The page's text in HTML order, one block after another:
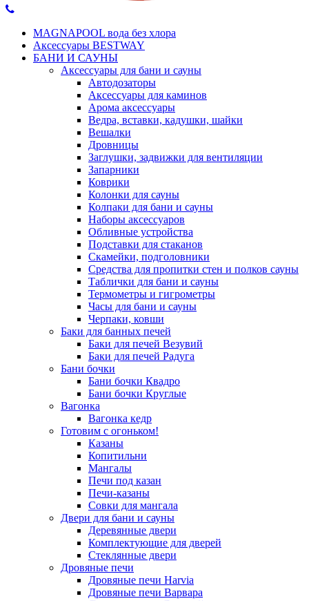
MAGNAPOOL вода без хлора
Аксессуары BESTWAY
БАНИ И САУНЫ
Аксессуары для бани и сауны
Автодозаторы
Аксессуары для каминов
Арома аксессуары
Ведра, вставки, кадушки, шайки
Вешалки
Дровницы
Заглушки, задвижки для вентиляции
Запарники
Коврики
Колонки для сауны
Колпаки для бани и сауны
Наборы аксессуаров
Обливные устройства
Подставки для стаканов
Скамейки, подголовники
Средства для пропитки стен и полков сауны
Таблички для бани и сауны
Термометры и гигрометры
Часы для бани и сауны
Черпаки, ковши
Баки для банных печей
Баки для печей Везувий
Баки для печей Радуга
Бани бочки
Бани бочки Квадро
Бани бочки Круглые
Вагонка
Вагонка кедр
Готовим с огоньком!
Казаны
Копитильни
Мангалы
Печи под казан
Печи-казаны
Совки для мангала
Двери для бани и сауны
Деревянные двери
Комплектующие для дверей
Стеклянные двери
Дровяные печи
Дровяные печи Harvia
Дровяные печи Варвара